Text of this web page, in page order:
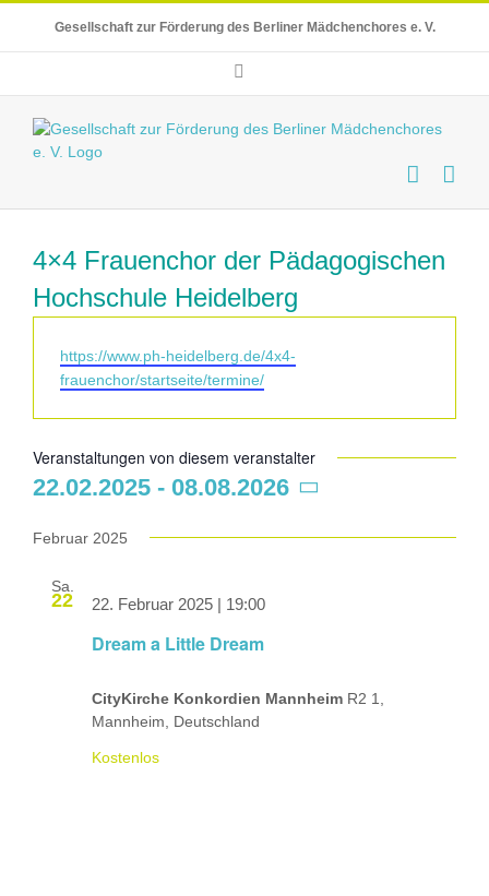
content
Gesellschaft zur Förderung des Berliner Mädchenchores e. V.
4×4 Frauenchor der Pädagogischen
Hochschule Heidelberg
Webseite
https://www.ph-heidelberg.de/4x4-
frauenchor/startseite/termine/
Veranstaltungen von diesem veranstalter
22.02.2025 - 08.08.2026
wählen.
Februar 2025
Sa.
22
Dream a Little Dream
22. Februar 2025 | 19:00
CityKirche Konkordien Mannheim R2 1,
Mannheim, Deutschland
Kostenlos